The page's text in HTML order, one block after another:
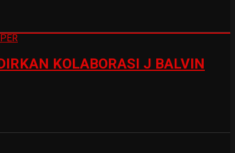
KOLABORASI J BALVIN